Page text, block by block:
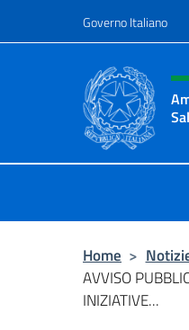
Governo Italiano
Home >
AVVISO
INIZIATIVE...